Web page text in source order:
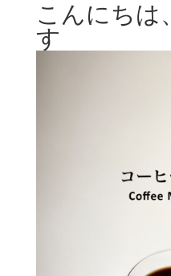
こんにちは
す